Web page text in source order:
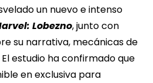
un nuevo e intenso
Lobezno, junto con
su narrativa, mecánicas de
estudio ha confirmado que
en exclusiva para